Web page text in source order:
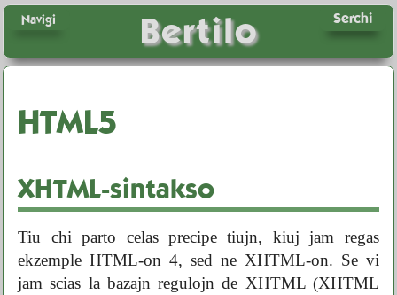
Bertilo Serchi
Navigi
HTML5
XHTML-sintakso
Tiu chi parto celas precipe tiujn, kiuj jam regas
ekzemple HTML-on 4, sed ne XHTML-on. Se vi
jam scias la bazajn regulojn de XHTML (XHTML